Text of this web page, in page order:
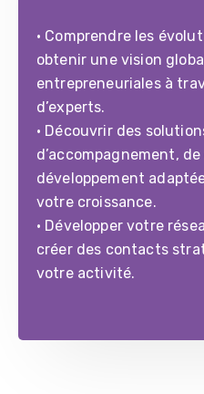
• Comprendre les
obtenir une vision
entrepreneuriales à
d’experts.
• Découvrir des
d’accompagnement,
développement
votre croissance.
• Développer votre
créer des contacts
votre activité.